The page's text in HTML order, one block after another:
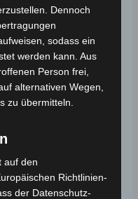
Dennoch
sodass ein
werden kann. Aus
Person frei,
alternativen Wegen,
zu übermitteln.
auf den
Richtlinien-
der Datenschutz-